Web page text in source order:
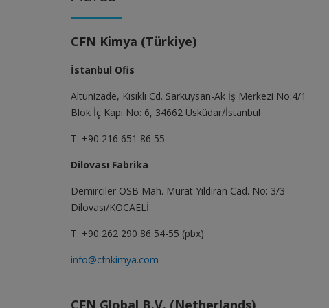
CFN Kimya (Türkiye)
İstanbul Ofis
Altunizade, Kısıklı Cd. Sarkuysan-Ak İş Merkezi No:4/1
Blok İç Kapı No: 6, 34662 Üsküdar/İstanbul
T: +90 216 651 86 55
Dilovası Fabrika
Demirciler OSB Mah. Murat Yıldıran Cad. No: 3/3
Dilovası/KOCAELİ
T: +90 262 290 86 54-55 (pbx)
info@cfnkimya.com
CFN Global B.V. (Netherlands)